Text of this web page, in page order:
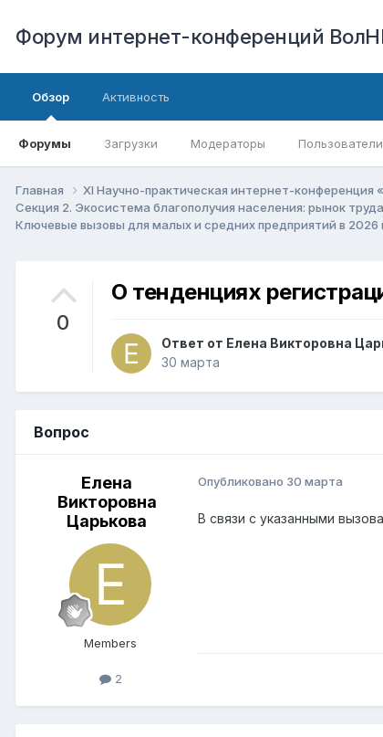
Форум интернет-конференций
Обзор
Форумы Загрузки Модераторы
Активность
Главная
XI Научно-практическая интернет-конференция
Секция 2. Экосистема благополучия населения: рынок
Ключевые вызовы для малых и средних предприятий в
0
О тенденциях
Ответ от Елена Викторовна
30 марта
Вопрос
Елена
Викторовна
Царькова
Members
2
Опубликовано 30 марта
В связи с указанными